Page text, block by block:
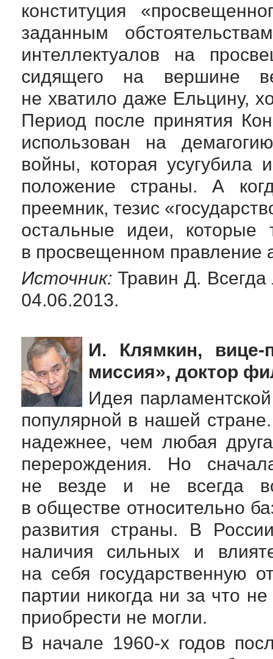
конституция
заданным
интеллектуалов на
сидящего на вершине
не хватило даже Ельцину,
Период после принятия
использован на
войны, которая усугубила
положение страны. А
преемник, тезис
остальные идеи, которые
в просвещенном правление
Источник: Травин Д.
04.06.2013.
И. Клямкин, вице-
миссия», доктор
Идея
популярной в нашей
надежнее, чем любая
перерождения. Но
не везде и не всегда
в обществе относительно
развития страны. В
наличия сильных и
на себя государственную
партии никогда ни за что
приобрести не могли.
В начале 1960-х годов